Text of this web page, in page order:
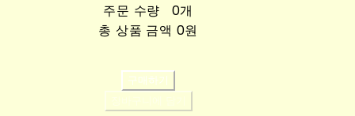
주문 수량
0개
총 상품 금액 0원
구매하기